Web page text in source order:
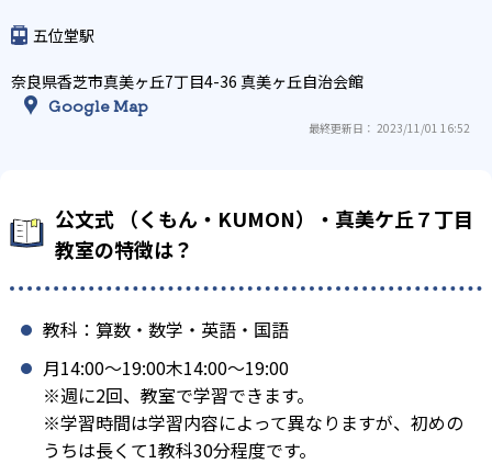
五位堂駅
奈良県香芝市真美ヶ丘7丁目4-36 真美ヶ丘自治会館
Google Map
最終更新日： 2023/11/01 16:52
公文式 （くもん・KUMON）・真美ケ丘７丁目
教室の特徴は？
教科：算数・数学・英語・国語
月14:00〜19:00木14:00〜19:00
※週に2回、教室で学習できます。
※学習時間は学習内容によって異なりますが、初めの
うちは長くて1教科30分程度です。